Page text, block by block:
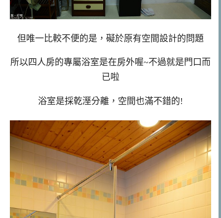
但唯一比較不便的是，礙於原有空間設計的問題
所以四人房的專屬浴室是在房外喔~不過就是門口而
已啦
浴室是採乾溼分離，空間也滿不錯的!